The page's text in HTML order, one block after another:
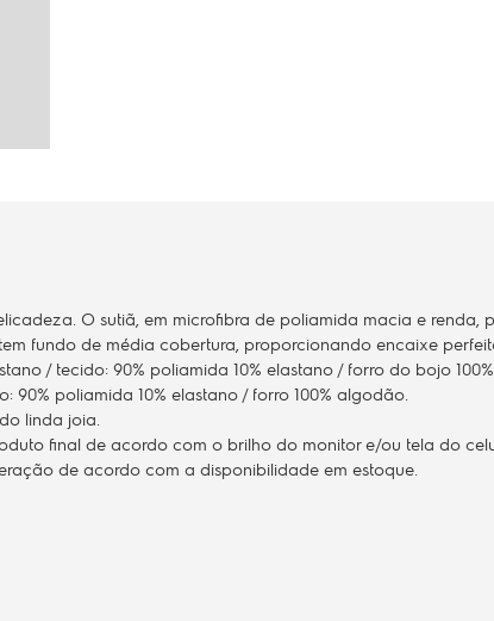
O sutiã, em microfibra de poliamida macia e renda,
fundo de média cobertura, proporcionando encaixe
/ tecido: 90% poliamida 10% elastano / forro do bojo
90% poliamida 10% elastano / forro 100% algodão.
linda joia.
final de acordo com o brilho do monitor e/ou tela do
de acordo com a disponibilidade em estoque.